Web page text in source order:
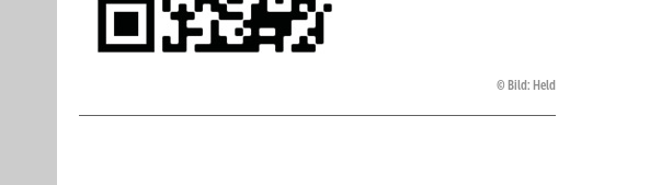
Bild: Held